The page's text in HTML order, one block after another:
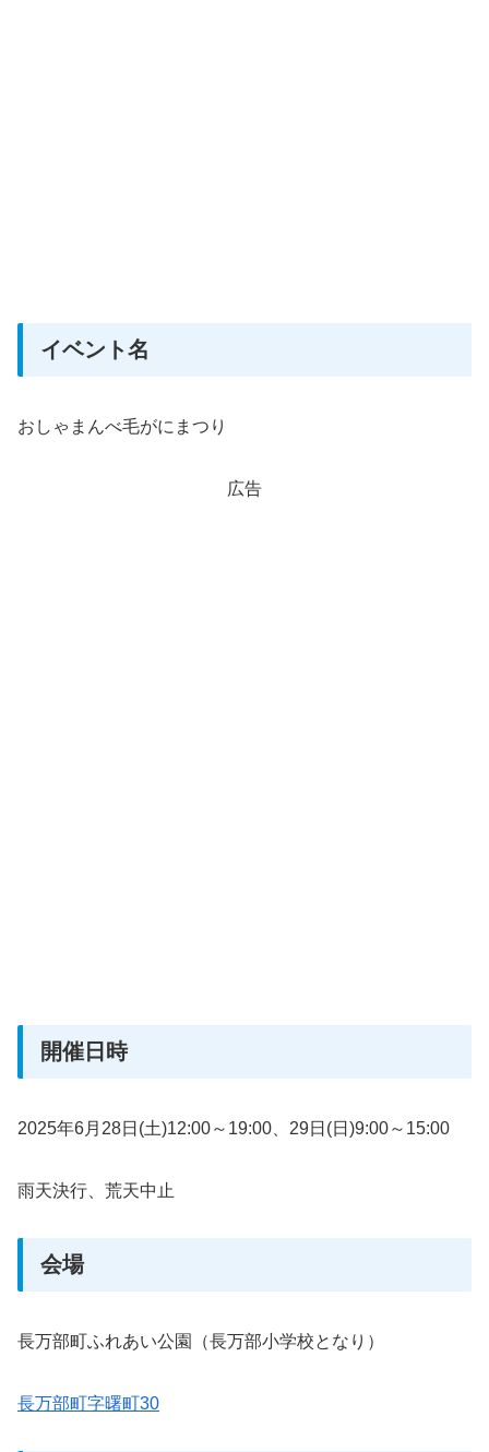
イベント名
おしゃまんべ毛がにまつり
広告
開催日時
2025年6月28日(土)12:00～19:00、29日(日)9:00～15:00
雨天決行、荒天中止
会場
長万部町ふれあい公園（長万部小学校となり）
長万部町字曙町30